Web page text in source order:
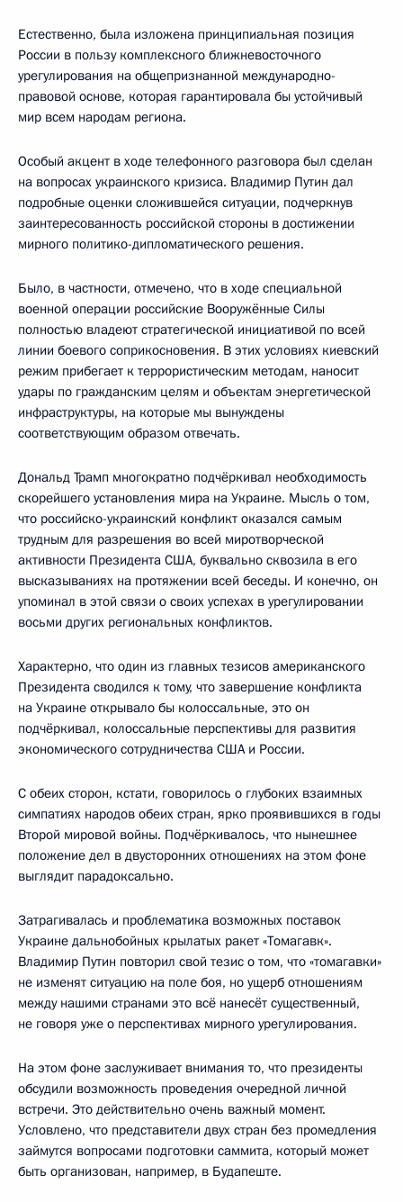
Естественно, была изложена принципиальная позиция
России в пользу комплексного ближневосточного
урегулирования на общепризнанной международно-
правовой основе, которая гарантировала бы устойчивый
мир всем народам региона.
Особый акцент в ходе телефонного разговора был сделан
на вопросах украинского кризиса. Владимир Путин дал
подробные оценки сложившейся ситуации, подчеркнув
заинтересованность российской стороны в достижении
мирного политико-дипломатического решения.
Было, в частности, отмечено, что в ходе специальной
военной операции российские Вооружённые Силы
полностью владеют стратегической инициативой по всей
линии боевого соприкосновения. В этих условиях киевский
режим прибегает к террористическим методам, наносит
удары по гражданским целям и объектам энергетической
инфраструктуры, на которые мы вынуждены
соответствующим образом отвечать.
Дональд Трамп многократно подчёркивал необходимость
скорейшего установления мира на Украине. Мысль о том,
что российско-украинский конфликт оказался самым
трудным для разрешения во всей миротворческой
активности Президента США, буквально сквозила в его
высказываниях на протяжении всей беседы. И конечно, он
упоминал в этой связи о своих успехах в урегулировании
восьми других региональных конфликтов.
Характерно, что один из главных тезисов американского
Президента сводился к тому, что завершение конфликта
на Украине открывало бы колоссальные, это он
подчёркивал, колоссальные перспективы для развития
экономического сотрудничества США и России.
С обеих сторон, кстати, говорилось о глубоких взаимных
симпатиях народов обеих стран, ярко проявившихся в годы
Второй мировой войны. Подчёркивалось, что нынешнее
положение дел в двусторонних отношениях на этом фоне
выглядит парадоксально.
Затрагивалась и проблематика возможных поставок
Украине дальнобойных крылатых ракет «Томагавк».
Владимир Путин повторил свой тезис о том, что «томагавки»
не изменят ситуацию на поле боя, но ущерб отношениям
между нашими странами это всё нанесёт существенный,
не говоря уже о перспективах мирного урегулирования.
На этом фоне заслуживает внимания то, что президенты
обсудили возможность проведения очередной личной
встречи. Это действительно очень важный момент.
Условлено, что представители двух стран без промедления
займутся вопросами подготовки саммита, который может
быть организован, например, в Будапеште.